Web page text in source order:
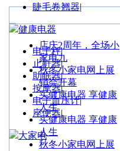
睫毛卷翘器|
健康电器
电子秤|
止鼾器|
助眠器|
按摩器|
电子血压计|
座便器|
大家电
店庆2周年，全场小
家电九
秋冬小家电网上展
销会开幕
买健康电器 享健康
人生
买健康电器 享健康
人生
秋冬小家电网上展